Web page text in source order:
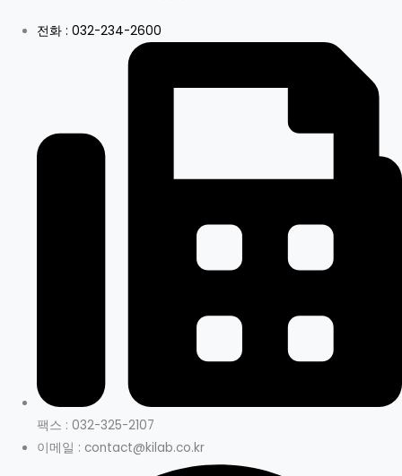
전화 : 032-234-2600
팩스 : 032-325-2107
이메일 : contact@kilab.co.kr